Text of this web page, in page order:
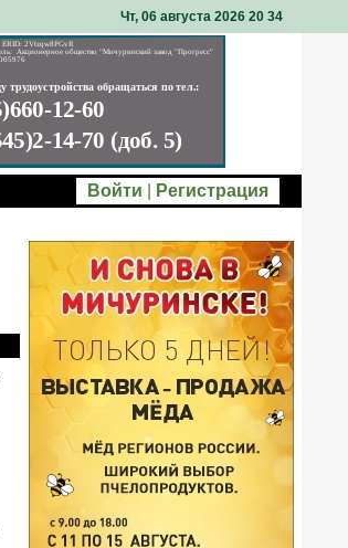
Чт, 06 августа 2026 20: 34
Войти Регистрация